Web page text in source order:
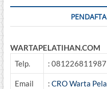
WARTAPELATIHAN.COM
Telp.
: 081226811987
Email : CRO Warta